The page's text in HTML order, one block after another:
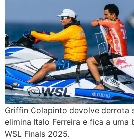
Griffin Colapinto devolve derrota
elimina Italo Ferreira e fica a uma
WSL Finals 2025.